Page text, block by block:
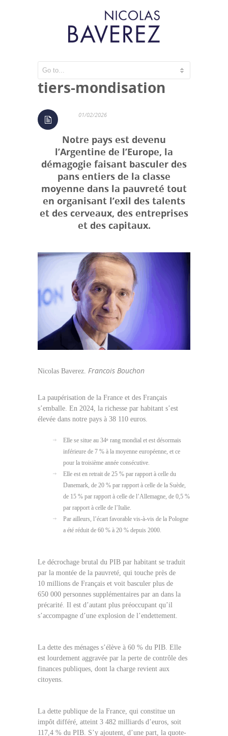
La France en voie de
tiers-mondisation
01/02/2026
Notre pays est devenu
l’Argentine de l’Europe, la
démagogie faisant basculer des
pans entiers de la classe
moyenne dans la pauvreté tout
en organisant l’exil des talents
et des cerveaux, des entreprises
et des capitaux.
Nicolas Baverez. Francois Bouchon
La paupérisation de la France et des Français
s’emballe. En 2024, la richesse par habitant s’est
élevée dans notre pays à 38 110 euros.
Elle se situe au 34e rang mondial et est désormais
inférieure de 7 % à la moyenne européenne, et ce
pour la troisième année consécutive.
Elle est en retrait de 25 % par rapport à celle du
Danemark, de 20 % par rapport à celle de la Suède,
de 15 % par rapport à celle de l’Allemagne, de 0,5 %
par rapport à celle de l’Italie.
Par ailleurs, l’écart favorable vis-à-vis de la Pologne
a été réduit de 60 % à 20 % depuis 2000.
Le décrochage brutal du PIB par habitant se traduit
par la montée de la pauvreté, qui touche près de
10 millions de Français et voit basculer plus de
650 000 personnes supplémentaires par an dans la
précarité. Il est d’autant plus préoccupant qu’il
s’accompagne d’une explosion de l’endettement.
La dette des ménages s’élève à 60 % du PIB. Elle
est lourdement aggravée par la perte de contrôle des
finances publiques, dont la charge revient aux
citoyens.
La dette publique de la France, qui constitue un
impôt différé, atteint 3 482 milliards d’euros, soit
117,4 % du PIB. S’y ajoutent, d’une part, la quote-